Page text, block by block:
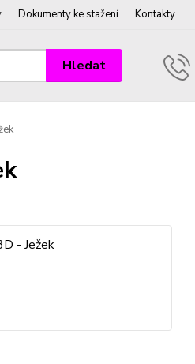
Dokumenty ke stažení Kontakty
Hledat